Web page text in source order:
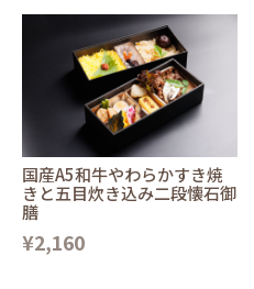
国産A5和牛やわらかすき焼
きと五目炊き込み二段懐石御
膳
¥2,160